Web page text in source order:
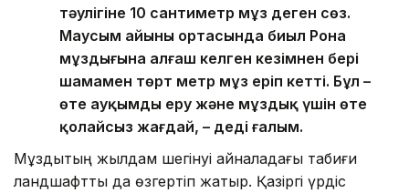
тәулігіне 10 сантиметр мұз деген сөз.
Маусым айының ортасында биыл Рона
мұздығына алғаш келген кезімнен бері
шамамен төрт метр мұз еріп кетті. Бұл –
өте ауқымды еру және мұздық үшін өте
қолайсыз жағдай, – деді ғалым.
Мұздықтың жылдам шегінуі айналадағы табиғи
ландшафтты да өзгертіп жатыр. Қазіргі үрдіс